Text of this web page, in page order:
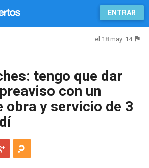
ENTRAR
el 18 may. 14
tengo que dar
con un
obra y servicio de 3